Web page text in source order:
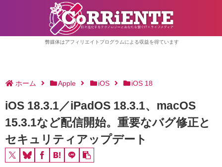
弊媒体はアフィリエイトプログラムによる収益を得ています
ホーム Apple iOS iOS 18
iOS 18.3.1／iPadOS 18.3.1、macOS
15.3.1など配信開始。重要なバグ修正と
セキュリティアップデート